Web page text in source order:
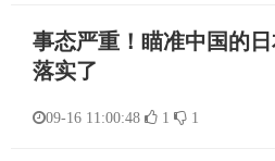
事态严重！瞄准中国的
落实了
09-16 11:00:48 1 1